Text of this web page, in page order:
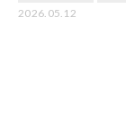
2026.05.12